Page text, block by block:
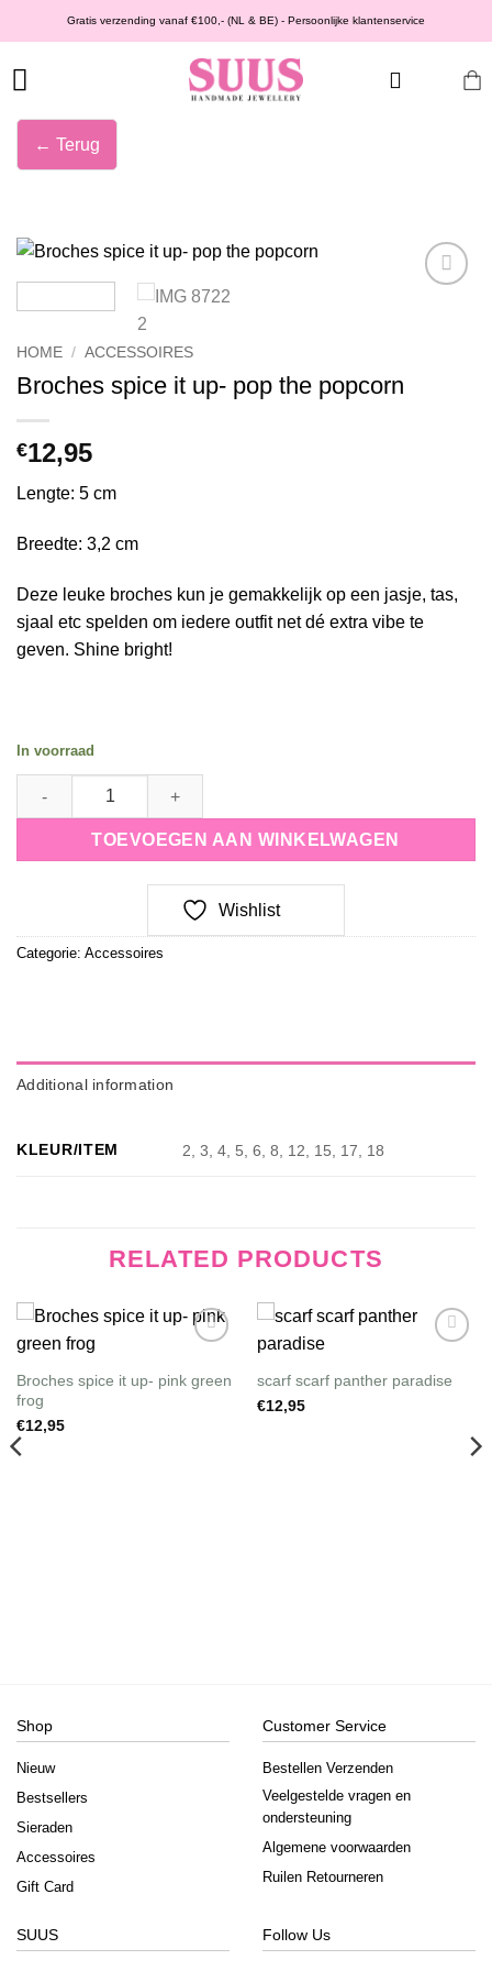
naar
inhoud
Gratis verzending vanaf €100,- (NL & BE) - Persoonlijke klantenservice
← Terug
HOME / ACCESSOIRES
Broches spice it up- pop the popcorn
€12,95
Lengte: 5 cm
Breedte: 3,2 cm
Deze leuke broches kun je gemakkelijk op een jasje, tas,
sjaal etc spelden om iedere outfit net dé extra vibe te
geven. Shine bright!
In voorraad
TOEVOEGEN AAN WINKELWAGEN
Wishlist
Categorie: Accessoires
Additional information
KLEUR/ITEM 2, 3, 4, 5, 6, 8, 12, 15, 17, 18
RELATED PRODUCTS
Broches spice it up- pink green
frog
€12,95
scarf scarf panther paradise
€12,95
Shop
Nieuw
Bestsellers
Sieraden
Accessoires
Gift Card
Customer Service
Bestellen Verzenden
Veelgestelde vragen en
ondersteuning
Algemene voorwaarden
Ruilen Retourneren
SUUS Follow Us